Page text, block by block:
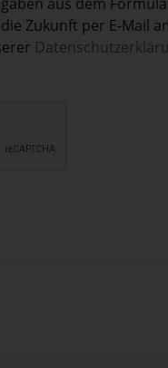
Zukunft per E-Mail